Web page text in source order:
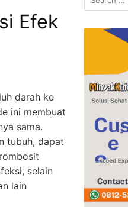
Efek
darah ke
ini membuat
sama.
tubuh, dapat
selain
lain
for: